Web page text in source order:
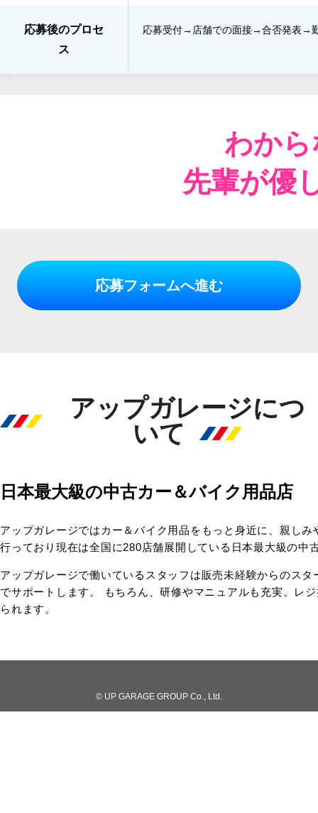
応募後のプロセ
ス
応募受付→店舗での面接→​合否発表​→​
わか
先輩が優
応募フォームへ進む
アップガレージにつ
いて
日本最大級の中古カー＆バイク用品店
アップガレージではカー＆バイク用品をもっと身近に、親し
行っており現在は全国に280店舗展開している日本最大級の中
アップガレージで働いているスタッフは販売未経験からのス
でサポートします。 もちろん、研修やマニュアルも充実。レ
られます。
© UP GARAGE GROUP Co., Ltd.